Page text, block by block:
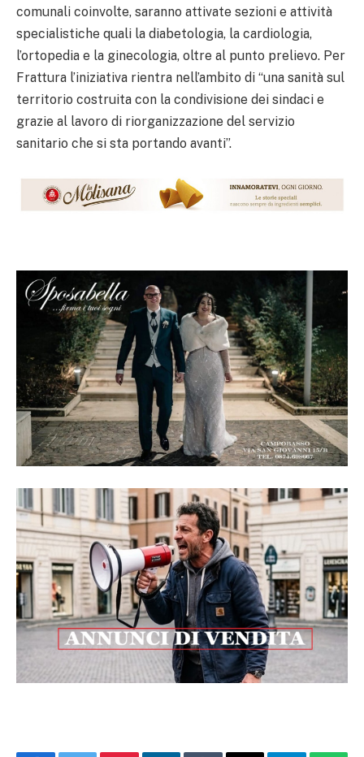
comunali coinvolte, saranno attivate sezioni e attività
specialistiche quali la diabetologia, la cardiologia,
l’ortopedia e la ginecologia, oltre al punto prelievo. Per
Frattura l’iniziativa rientra nell’ambito di “una sanità sul
territorio costruita con la condivisione dei sindaci e
grazie al lavoro di riorganizzazione del servizio
sanitario che si sta portando avanti”.